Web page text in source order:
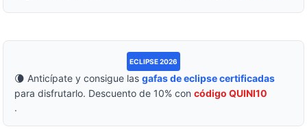
ECLIPSE 2026
🌘 Anticípate y consigue las gafas de eclipse certificadas
para disfrutarlo. Descuento de 10% con código QUINI10
.